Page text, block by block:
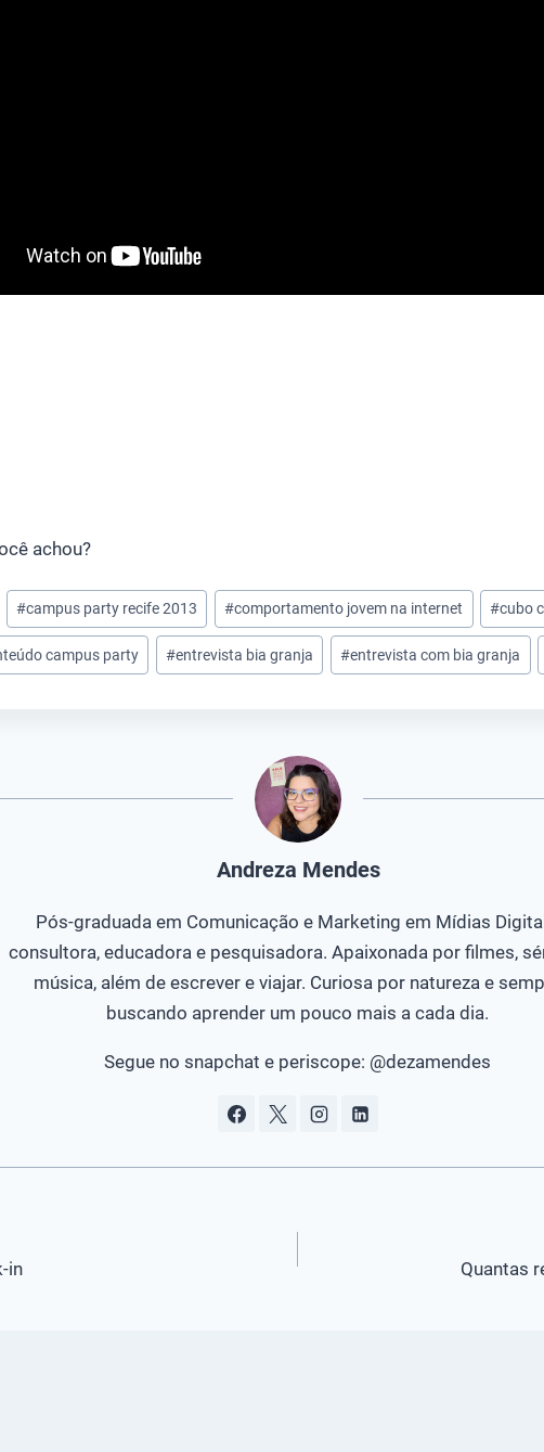
achou?
#campus party recife 2013 #comportamento jovem na internet #cubo
campus party #entrevista bia granja #entrevista com bia granja
Andreza Mendes
Pós-graduada em Comunicação e Marketing em Mídias
consultora, educadora e pesquisadora. Apaixonada por filmes,
música, além de escrever e viajar. Curiosa por natureza e
buscando aprender um pouco mais a cada dia.
Segue no snapchat e periscope: @dezamendes
in Quantas